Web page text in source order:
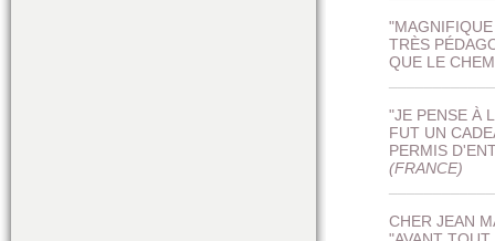
TRÈS
QUE LE
"JE PENSE À
FUT UN
PERMIS
(FRANCE)
CHER JEAN